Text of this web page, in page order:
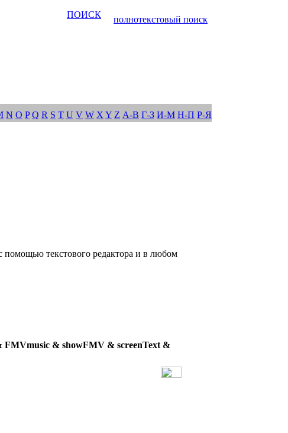
ПОИСК
полнотекстовый поиск
N O P Q R S T U V W X Y Z А-В Г-З И-М Н-П Р-Я
помощью текстового редактора и в любом
& showFMV & screenText &